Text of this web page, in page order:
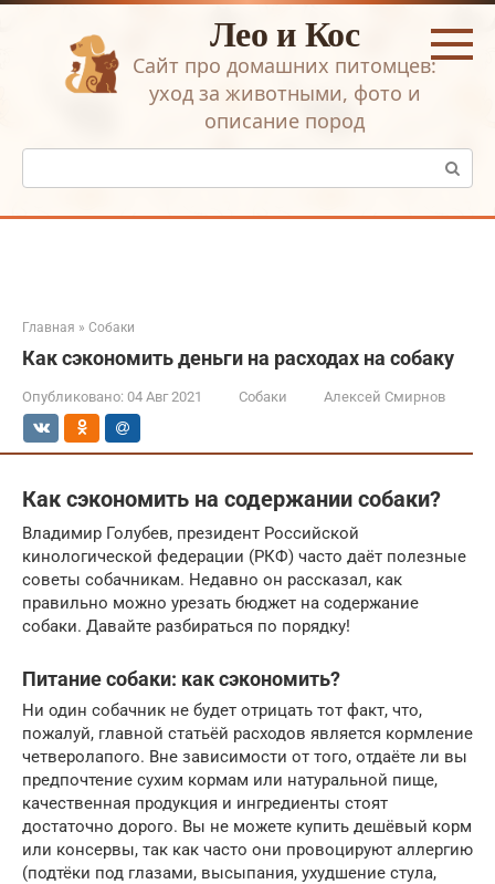
Перейти
Лео и Кос
Сайт про домашних питомцев:
уход за животными, фото и
описание пород
Поиск:
Главная » Собаки
Как сэкономить деньги на расходах на собаку
Опубликовано: 04 Авг 2021 Собаки Алексей Смирнов
Как сэкономить на содержании собаки?
Владимир Голубев, президент Российской
кинологической федерации (РКФ) часто даёт полезные
советы собачникам. Недавно он рассказал, как
правильно можно урезать бюджет на содержание
собаки. Давайте разбираться по порядку!
Питание собаки: как сэкономить?
Ни один собачник не будет отрицать тот факт, что,
пожалуй, главной статьёй расходов является кормление
четверолапого. Вне зависимости от того, отдаёте ли вы
предпочтение сухим кормам или натуральной пище,
качественная продукция и ингредиенты стоят
достаточно дорого. Вы не можете купить дешёвый корм
или консервы, так как часто они провоцируют аллергию
(подтёки под глазами, высыпания, ухудшение стула,